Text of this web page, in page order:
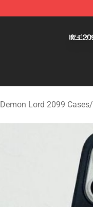
Demon Lord 2099 Cases/